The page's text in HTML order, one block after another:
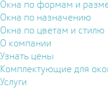
Окна по формам и
Окна по назначению
Окна по цветам и стилю
О компании
Узнать цены
Комплектующие для
Услуги